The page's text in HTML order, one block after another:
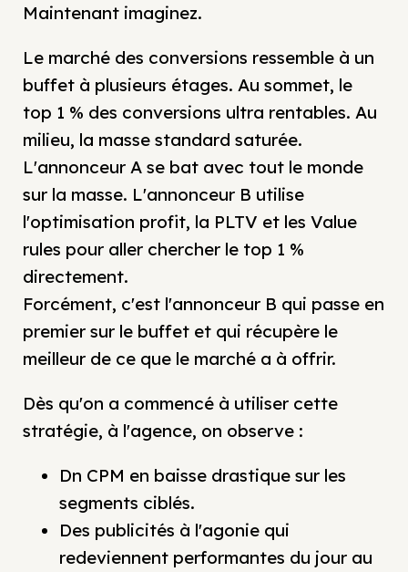
Maintenant imaginez.
Le marché des conversions ressemble à un
buffet à plusieurs étages. Au sommet, le
top 1 % des conversions ultra rentables. Au
milieu, la masse standard saturée.
L'annonceur A se bat avec tout le monde
sur la masse. L'annonceur B utilise
l'optimisation profit, la PLTV et les Value
rules pour aller chercher le top 1 %
directement.
Forcément, c'est l'annonceur B qui passe en
premier sur le buffet et qui récupère le
meilleur de ce que le marché a à offrir.
Dès qu'on a commencé à utiliser cette
stratégie, à l'agence, on observe :
Dn CPM en baisse drastique sur les
segments ciblés.
Des publicités à l'agonie qui
redeviennent performantes du jour au